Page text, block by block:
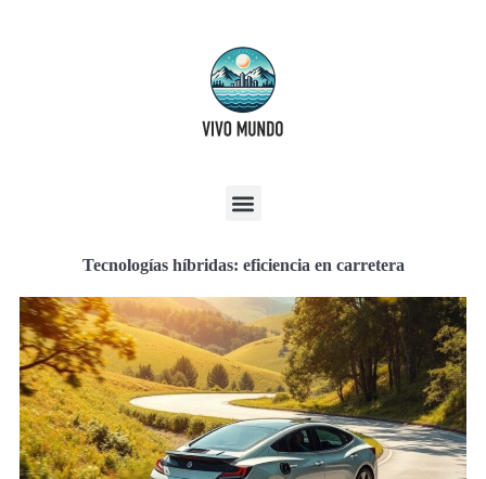
Tecnologías híbridas: eficiencia en carretera